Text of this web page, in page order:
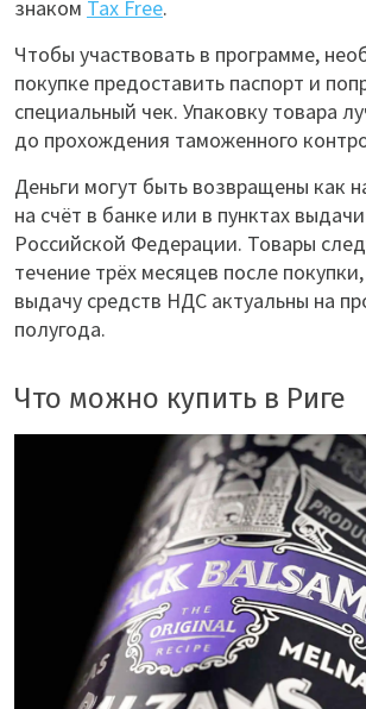
знаком Tax Free.
Чтобы участвовать в программе,
покупке предоставить паспорт и
специальный чек. Упаковку товара
до прохождения таможенного
Деньги могут быть возвращены как
на счёт в банке или в пунктах
Российской Федерации. Товары
течение трёх месяцев после
выдачу средств НДС актуальны на
полугода.
Что можно купить в Риге